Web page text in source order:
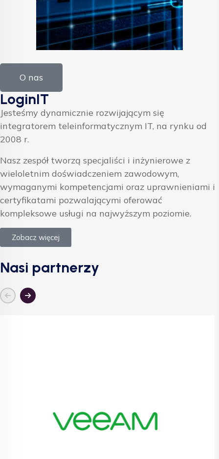
O nas
LoginIT
Jesteśmy dynamicznie rozwijającym się
integratorem teleinformatycznym IT, na rynku od
2008 r.
Nasz zespół tworzą specjaliści i inżynierowe z
wieloletnim doświadczeniem zawodowym,
wymaganymi kompetencjami oraz uprawnieniami i
certyfikatami pozwalającymi oferować
kompleksowe usługi na najwyższym poziomie.
Zobacz więcej
Nasi partnerzy